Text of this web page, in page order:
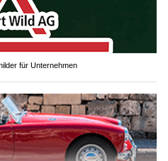
für Unternehmen